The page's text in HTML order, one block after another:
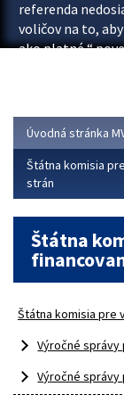
referenda
voličov na to,
ako platné,“
a kontrolu
Úvodná stránka
Štátna komisia
strán
Štátna
Štátna komisia pre
Výročné
Výročné správy